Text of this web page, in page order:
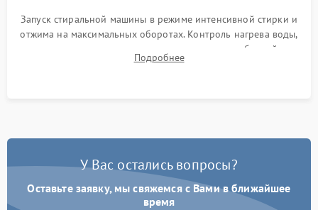
Запуск стиральной машины в режиме интенсивной стирки и
отжима на максимальных оборотах. Контроль нагрева воды,
корректности слива, отсутствия излишних вибраций,
посторонних стуков и протечек под корпусом.
Подробнее
У Вас остались вопросы?
Оставьте заявку, мы свяжемся с Вами в ближайшее
время